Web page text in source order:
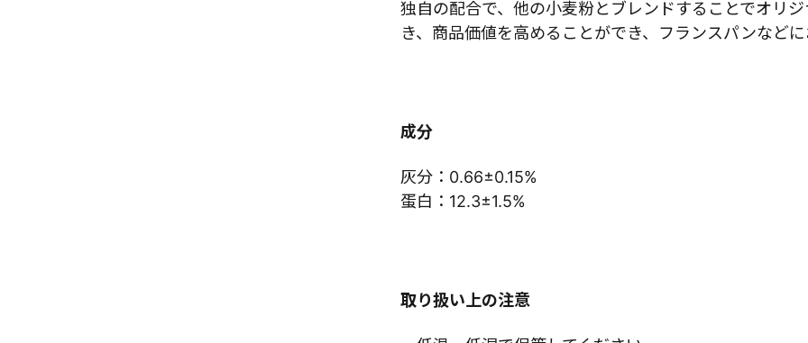
独自の配合で、他の小麦粉とブレンドすることでオリ
き、商品価値を高めることができ、フランスパンなど
成分
灰分：0.66±0.15%
蛋白：12.3±1.5%
取り扱い上の注意